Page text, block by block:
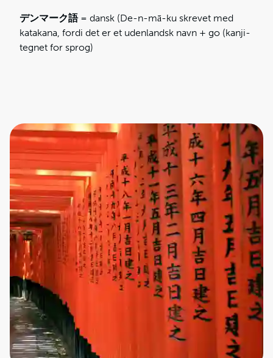
デンマーク語= dansk (De-n-mā-ku skrevet med
katakana, fordi det er et udenlandsk navn + go (kanji-
tegnet for sprog)